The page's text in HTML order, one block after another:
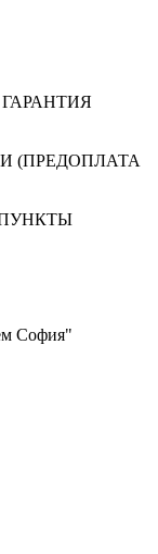
(ПРЕДОПЛАТА
София"